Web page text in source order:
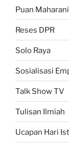
Puan Maharani
Reses DPR
Solo Raya
Sosialisasi
Talk Show TV
Tulisan Ilmiah
Ucapan Hari